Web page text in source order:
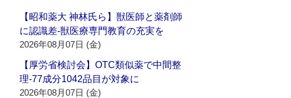
【昭和薬大 神林氏ら】獣医師と薬剤師
に認識差‐獣医療専門教育の充実を
2026年08月07日 (金)
【厚労省検討会】OTC類似薬で中間整
理‐77成分1042品目が対象に
2026年08月07日 (金)